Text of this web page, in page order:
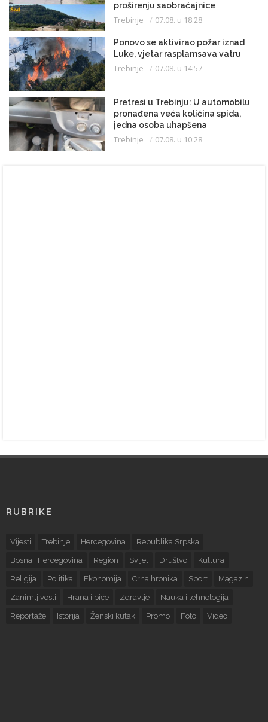
proširenju saobraćajnice
Trebinje 07.08. u 18:28
Ponovo se aktivirao požar iznad
Luke, vjetar rasplamsava vatru
Trebinje 07.08. u 14:57
Pretresi u Trebinju: U automobilu
pronađena veća količina spida,
jedna osoba uhapšena
Trebinje 07.08. u 10:28
RUBRIKE
Vijesti Trebinje Hercegovina Republika Srpska
Bosna i Hercegovina Region Svijet Društvo Kultura
Religija Politika Ekonomija Crna hronika Sport Magazin
Zanimljivosti Hrana i piće Zdravlje Nauka i tehnologija
Reportaže Istorija Ženski kutak Promo Foto Video